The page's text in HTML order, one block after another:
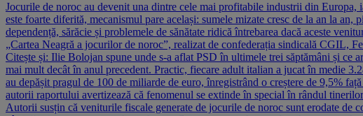
Jocurile de noroc au devenit una dintre cele mai profitabile industrii din
este foarte diferită, mecanismul pare același: sumele mizate cresc de la an la
dependență, sărăcie și problemele de sănătate ridică întrebarea dacă aceste
„Cartea Neagră a jocurilor de noroc”, realizat de confederația sindicală CGIL,
Citește și: Ilie Bolojan spune unde s-a aflat PSD în ultimele trei săptămâni și ce
mai mult decât în anul precedent. Practic, fiecare adult italian a jucat în medie
au depășit pragul de 100 de miliarde de euro, înregistrând o creștere de 9,5%
autorii raportului avertizează că fenomenul se extinde în special în rândul
Autorii susțin că veniturile fiscale generate de jocurile de noroc sunt erodate de